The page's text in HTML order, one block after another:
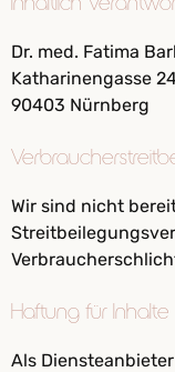
Dr. med. Fatima
Katharinengasse
90403 Nürnberg
Wir sind nicht
Haftung für Inhalte
Als